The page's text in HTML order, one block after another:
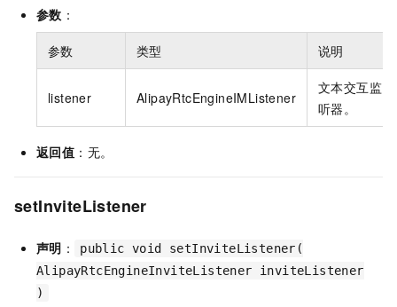
参数 ：
参数 类型 说明
listener AlipayRtcEngineIMListener
文本交互监
听器。
返回值 ：无。
setInviteListener
声明 ：
public void setInviteListener(
AlipayRtcEngineInviteListener inviteListener
)